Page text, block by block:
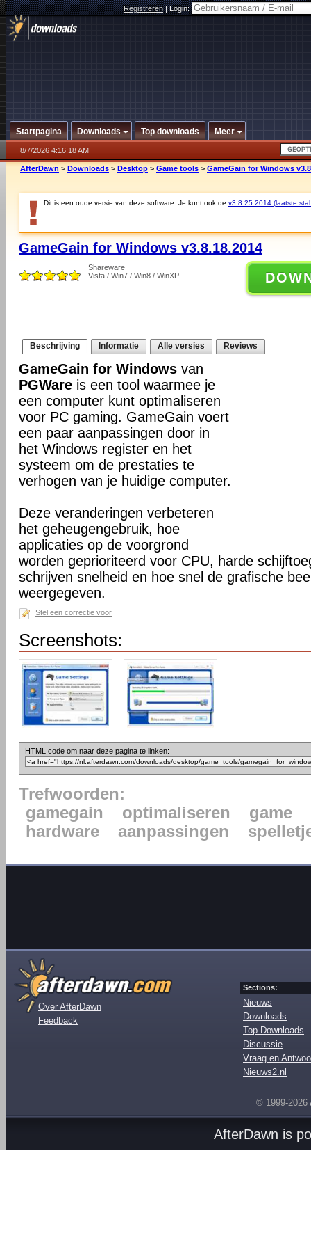
Registreren|Login:
Startpagina Downloads Top downloads Meer
8/7/2026 4:16:18 AM
AfterDawn > Downloads > Desktop > Game tools > GameGain for Windows
Dit is een oude versie van deze software. Je kunt ook de v3.8.25.2014 (laatste
GameGain for Windows v3.8.18.2014
Shareware
Vista / Win7 / Win8 / WinXP
Beschrijving Informatie Alle versies Reviews
GameGain for Windows van
PGWare is een tool waarmee je
een computer kunt optimaliseren
voor PC gaming. GameGain voert
een paar aanpassingen door in
het Windows register en het
systeem om de prestaties te
verhogen van je huidige computer.
Deze veranderingen verbeteren
het geheugengebruik, hoe
applicaties op de voorgrond
worden geprioriteerd voor CPU, harde
schrijven snelheid en hoe snel de grafische
weergegeven.
Stel een correctie voor
Screenshots:
HTML code om naar deze pagina te linken:
Trefwoorden:
gamegain
optimaliseren
game
hardware
aanpassingen
Over AfterDawn
Feedback
Sections:
Nieuws
Downloads
Top Downloads
Discussie
Vraag en
Nieuws2.nl
© 1999-2026
AfterDawn is